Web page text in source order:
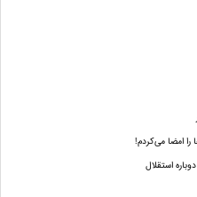
را امضا می‌کردم!